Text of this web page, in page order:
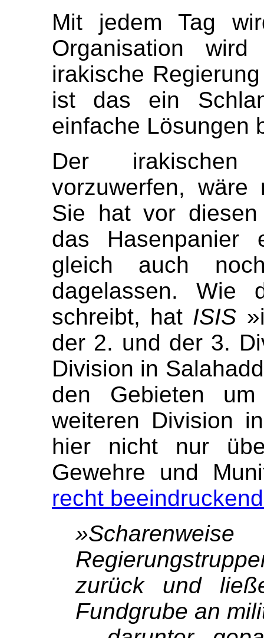
Mit jedem Tag
Organisation
irakische
ist das ein
einfache Lösungen
Der irakischen
vorzuwerfen,
Sie hat vor
das Hasenpanier
gleich auch
dagelassen.
schreibt, hat ISIS
der 2. und der 3.
Division in
den Gebieten
weiteren Division
hier nicht nur
Gewehre und
recht
zurück und
Fundgrube an